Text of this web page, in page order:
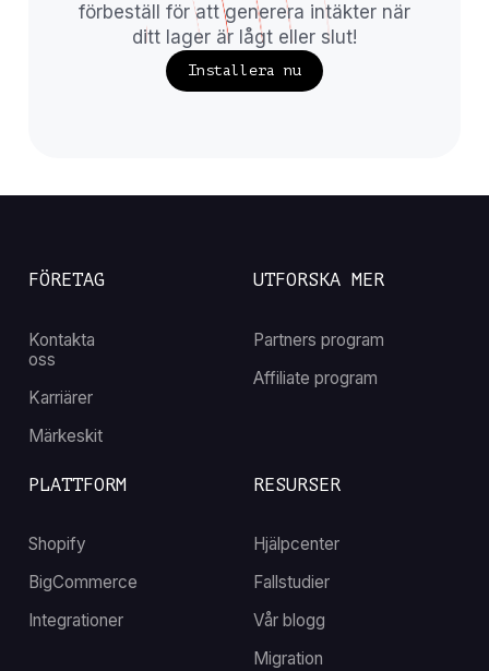
förbeställ för att generera intäkter när
ditt lager är lågt eller slut!
Installera nu
FÖRETAG
Kontakta
oss
Karriärer
Märkeskit
RESURSER
Hjälpcenter
Fallstudier
Vår blogg
Migration
UTFORSKA MER
Partners program
Affiliate program
PLATTFORM
Shopify
BigCommerce
Integrationer